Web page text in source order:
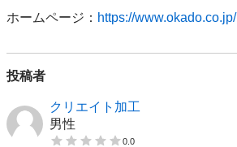
ホームページ： https://www.okado.co.jp/
投稿者
クリエイト加工
男性
0.0